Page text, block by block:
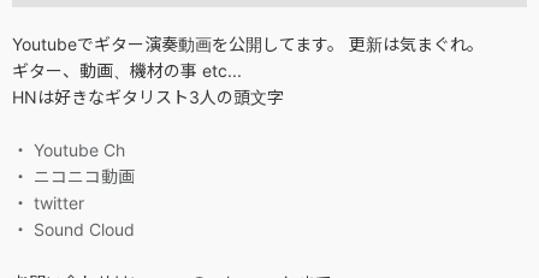
Youtubeでギター演奏動画を公開してます。 更新は気まぐれ。
ギター、動画、機材の事 etc...
HNは好きなギタリスト3人の頭文字
・ Youtube Ch
・ ニコニコ動画
・ twitter
・ Sound Cloud